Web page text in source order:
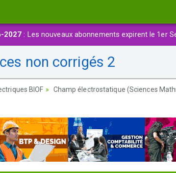
2027 : Les nouveaux abonnements expirent le 1er
non corrigés 2
BIOF Champ électrostatique (Sciences